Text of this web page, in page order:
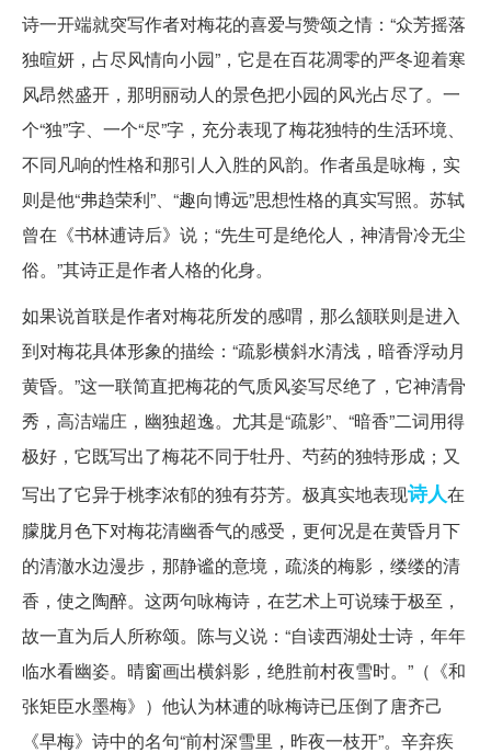
诗一开端就突写作者对梅花的喜爱与赞颂之情：“众芳摇落
独暄妍，占尽风情向小园”，它是在百花凋零的严冬迎着寒
风昂然盛开，那明丽动人的景色把小园的风光占尽了。一
个“独”字、一个“尽”字，充分表现了梅花独特的生活环境、
不同凡响的性格和那引人入胜的风韵。作者虽是咏梅，实
则是他“弗趋荣利”、“趣向博远”思想性格的真实写照。苏轼
曾在《书林逋诗后》说；“先生可是绝伦人，神清骨冷无尘
俗。”其诗正是作者人格的化身。
如果说首联是作者对梅花所发的感喟，那么颔联则是进入
到对梅花具体形象的描绘：“疏影横斜水清浅，暗香浮动月
黄昏。”这一联简直把梅花的气质风姿写尽绝了，它神清骨
秀，高洁端庄，幽独超逸。尤其是“疏影”、“暗香”二词用得
极好，它既写出了梅花不同于牡丹、芍药的独特形成；又
写出了它异于桃李浓郁的独有芬芳。极真实地表现诗人在
朦胧月色下对梅花清幽香气的感受，更何况是在黄昏月下
的清澈水边漫步，那静谧的意境，疏淡的梅影，缕缕的清
香，使之陶醉。这两句咏梅诗，在艺术上可说臻于极至，
故一直为后人所称颂。陈与义说：“自读西湖处士诗，年年
临水看幽姿。晴窗画出横斜影，绝胜前村夜雪时。”（《和
张矩臣水墨梅》）他认为林逋的咏梅诗已压倒了唐齐己
《早梅》诗中的名句“前村深雪里，昨夜一枝开”。辛弃疾